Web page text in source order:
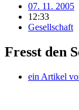
07. 11. 2005
12:33
Gesellschaft
Fresst den
ein Artikel